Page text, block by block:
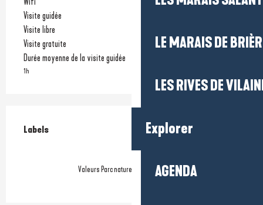
LE MARAIS DE
LES RIVES DE
Explorer
AGENDA
Visite guidée
Visite libre
Visite gratuite
Durée moyenne de la visite guidée
1h
Offres de prestations
Labels
Labels
Valeurs Parc naturel régional de Brière